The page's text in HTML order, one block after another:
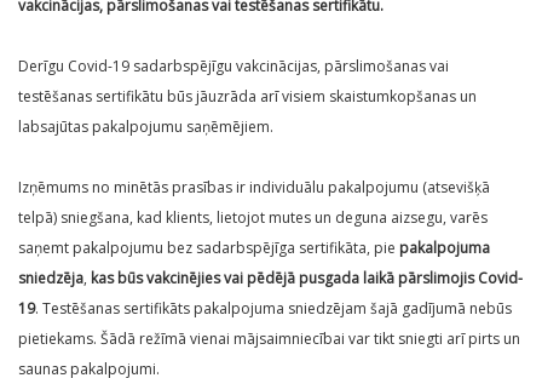
vakcinācijas, pārslimošanas vai testēšanas sertifikātu.
Derīgu Covid-19 sadarbspējīgu vakcinācijas, pārslimošanas vai
testēšanas sertifikātu būs jāuzrāda arī visiem skaistumkopšanas un
labsajūtas pakalpojumu saņēmējiem.
Izņēmums no minētās prasības ir individuālu pakalpojumu (atsevišķā
telpā) sniegšana, kad klients, lietojot mutes un deguna aizsegu, varēs
saņemt pakalpojumu bez sadarbspējīga sertifikāta, pie pakalpojuma
sniedzēja, kas būs vakcinējies vai pēdējā pusgada laikā pārslimojis Covid-
19. Testēšanas sertifikāts pakalpojuma sniedzējam šajā gadījumā nebūs
pietiekams. Šādā režīmā vienai mājsaimniecībai var tikt sniegti arī pirts un
saunas pakalpojumi.